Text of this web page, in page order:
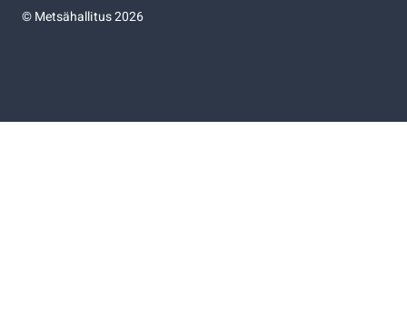
©Metsähallitus 2026